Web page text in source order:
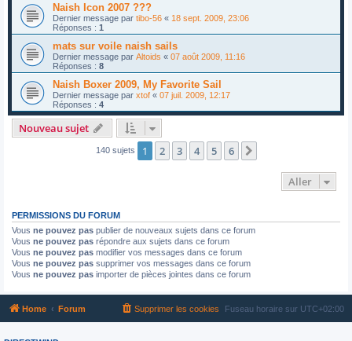
Naish Icon 2007 ???
Dernier message par tibo-56 « 18 sept. 2009, 23:06
Réponses : 1
mats sur voile naish sails
Dernier message par Altoids « 07 août 2009, 11:16
Réponses : 8
Naish Boxer 2009, My Favorite Sail
Dernier message par xtof « 07 juil. 2009, 12:17
Réponses : 4
Nouveau sujet
140 sujets 1 2 3 4 5 6
Aller
PERMISSIONS DU FORUM
Vous ne pouvez pas publier de nouveaux sujets dans ce forum
Vous ne pouvez pas répondre aux sujets dans ce forum
Vous ne pouvez pas modifier vos messages dans ce forum
Vous ne pouvez pas supprimer vos messages dans ce forum
Vous ne pouvez pas importer de pièces jointes dans ce forum
Home Forum Fuseau horaire sur UTC+02:00
Supprimer les cookies